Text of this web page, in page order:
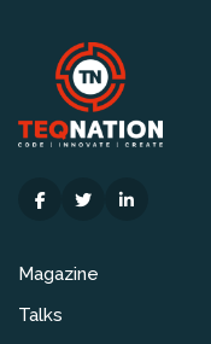
Magazine
Talks